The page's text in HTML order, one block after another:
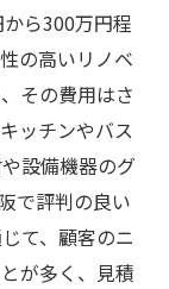
ら300万円程
の高いリノベ
その費用はさ
ッチンやバス
設備機器のグ
で評判の良い
て、顧客のニ
が多く、見積